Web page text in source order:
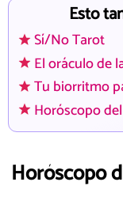
Esto
Sí/No Tarot
El oráculo de
Tu biorritmo
Horóscopo
Horóscopo